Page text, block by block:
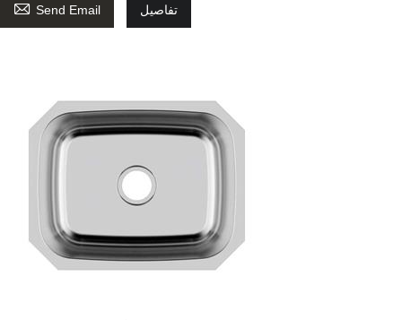
 Send Email تفاصيل